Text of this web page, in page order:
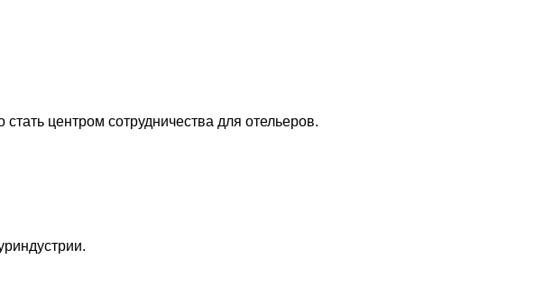
центром сотрудничества для отельеров.